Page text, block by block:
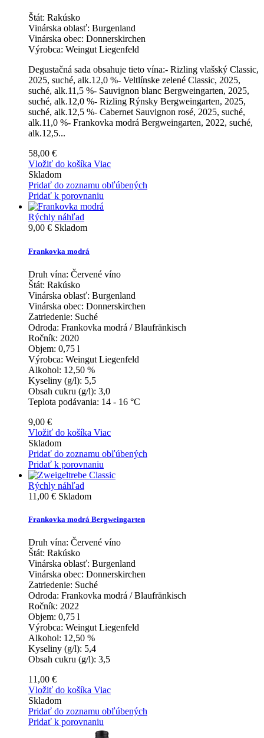
Štát: Rakúsko
Vinárska oblasť: Burgenland
Vinárska obec: Donnerskirchen
Výrobca: Weingut Liegenfeld
Degustačná sada obsahuje tieto vína:- Rizling vlašský Classic,
2025, suché, alk.12,0 %- Veltlínske zelené Classic, 2025,
suché, alk.11,5 %- Sauvignon blanc Bergweingarten, 2025,
suché, alk.12,0 %- Rizling Rýnsky Bergweingarten, 2025,
suché, alk.12,5 %- Cabernet Sauvignon rosé, 2025, suché,
alk.11,0 %- Frankovka modrá Bergweingarten, 2022, suché,
alk.12,5...
58,00 €
Vložiť do košíka Viac
Skladom
Pridať do zoznamu obľúbených
Pridať k porovnaniu
Rýchly náhľad
9,00 € Skladom
Frankovka modrá
Druh vína: Červené víno
Štát: Rakúsko
Vinárska oblasť: Burgenland
Vinárska obec: Donnerskirchen
Zatriedenie: Suché
Odroda: Frankovka modrá / Blaufränkisch
Ročník: 2020
Objem: 0,75 l
Výrobca: Weingut Liegenfeld
Alkohol: 12,50 %
Kyseliny (g/l): 5,5
Obsah cukru (g/l): 3,0
Teplota podávania: 14 - 16 °C
9,00 €
Vložiť do košíka Viac
Skladom
Pridať do zoznamu obľúbených
Pridať k porovnaniu
Rýchly náhľad
11,00 € Skladom
Frankovka modrá Bergweingarten
Druh vína: Červené víno
Štát: Rakúsko
Vinárska oblasť: Burgenland
Vinárska obec: Donnerskirchen
Zatriedenie: Suché
Odroda: Frankovka modrá / Blaufränkisch
Ročník: 2022
Objem: 0,75 l
Výrobca: Weingut Liegenfeld
Alkohol: 12,50 %
Kyseliny (g/l): 5,4
Obsah cukru (g/l): 3,5
11,00 €
Vložiť do košíka Viac
Skladom
Pridať do zoznamu obľúbených
Pridať k porovnaniu